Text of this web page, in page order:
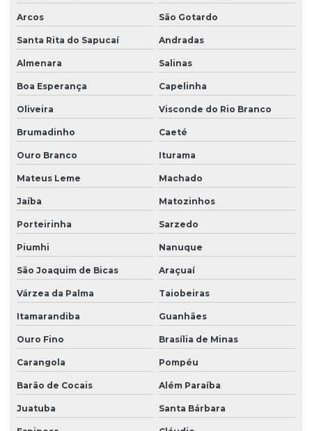
Solução para água de poço
Soluções para tratar água de poço
Tratamento de água de poço
Troca de material filtrante
Venda de filtro para poço
Venda de filtro com retrolavagem
Arcos São Gotardo
Santa Rita do Sapucaí Andradas
Almenara Salinas
Boa Esperança Capelinha
Oliveira Visconde do Rio Branco
Brumadinho Caeté
Ouro Branco Iturama
Mateus Leme Machado
Jaíba Matozinhos
Porteirinha Sarzedo
Piumhi Nanuque
São Joaquim de Bicas Araçuaí
Várzea da Palma Taiobeiras
Itamarandiba Guanhães
Ouro Fino Brasília de Minas
Carangola Pompéu
Barão de Cocais Além Paraíba
Juatuba Santa Bárbara